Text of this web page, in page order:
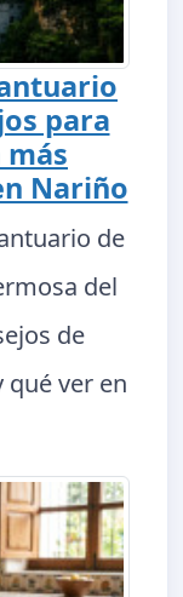
para
Nariño
de
del
de
ver en